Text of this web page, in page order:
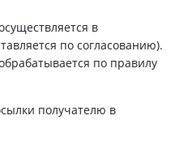
в
по согласованию).
по правилу
получателю в